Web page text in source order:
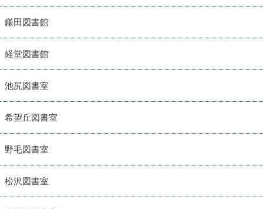
鎌田図書館
経堂図書館
池尻図書室
希望丘図書室
野毛図書室
松沢図書室